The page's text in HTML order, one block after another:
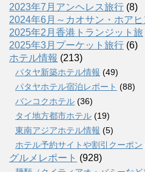
2023年7月アンヘレス旅行 (8)
2024年6月～カオサン・ホア
2025年2月香港トランジット旅
2025年3月プーケット旅行 (6)
ホテル情報 (213)
パタヤ新築ホテル情報 (49)
パタヤホテル宿泊レポート (88)
バンコクホテル (36)
タイ地方都市ホテル (19)
東南アジアホテル情報 (5)
ホテル予約サイトや割引クーポン
グルメレポート (928)